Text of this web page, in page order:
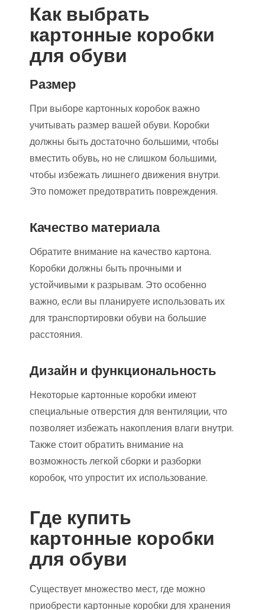
Как выбрать
картонные коробки
для обуви
Размер
При выборе картонных коробок важно
учитывать размер вашей обуви. Коробки
должны быть достаточно большими, чтобы
вместить обувь, но не слишком большими,
чтобы избежать лишнего движения внутри.
Это поможет предотвратить повреждения.
Качество материала
Обратите внимание на качество картона.
Коробки должны быть прочными и
устойчивыми к разрывам. Это особенно
важно, если вы планируете использовать их
для транспортировки обуви на большие
расстояния.
Дизайн и функциональность
Некоторые картонные коробки имеют
специальные отверстия для вентиляции, что
позволяет избежать накопления влаги внутри.
Также стоит обратить внимание на
возможность легкой сборки и разборки
коробок, что упростит их использование.
Где купить
картонные коробки
для обуви
Существует множество мест, где можно
приобрести картонные коробки для хранения